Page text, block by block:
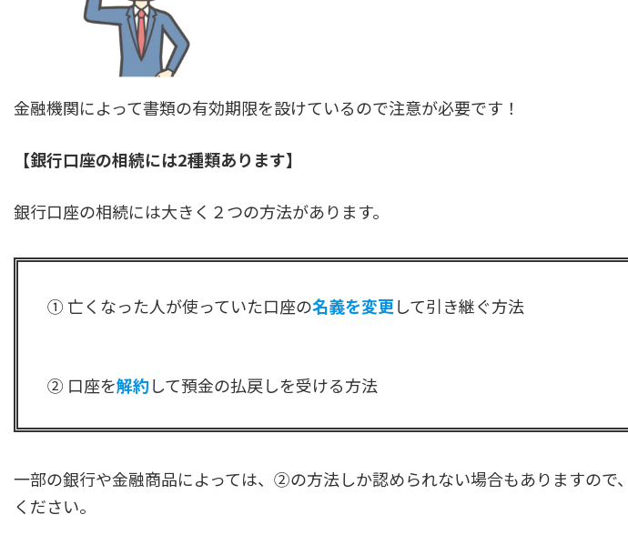
金融機関によって書類の有効期限を設けているので注意が必要です！
【銀行口座の相続には2種類あります】
銀行口座の相続には大きく２つの方法があります。
① 亡くなった人が使っていた口座の名義を変更して引き継ぐ方法
② 口座を解約して預金の払戻しを受ける方法
一部の銀行や金融商品によっては、②の方法しか認められない場合もありますので
ください。